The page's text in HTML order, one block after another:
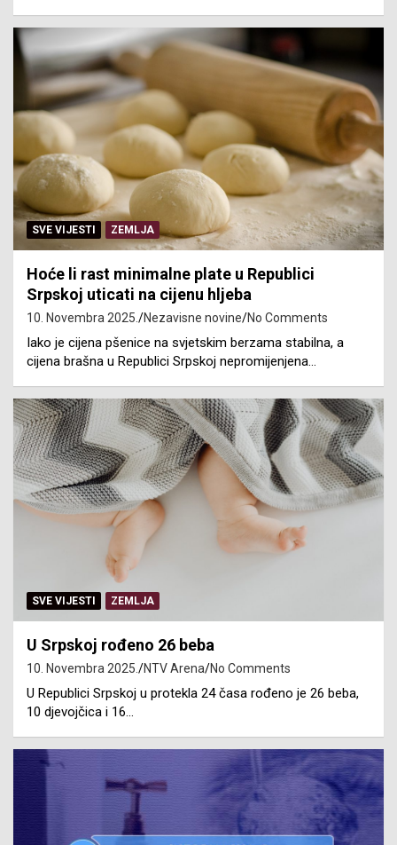
SVE VIJESTI ZEMLJA
Hoće li rast minimalne plate u Republici
Srpskoj uticati na cijenu hljeba
10. Novembra 2025. Nezavisne novine No Comments
Iako je cijena pšenice na svjetskim berzama stabilna, a
cijena brašna u Republici Srpskoj nepromijenjena…
SVE VIJESTI ZEMLJA
U Srpskoj rođeno 26 beba
10. Novembra 2025. NTV Arena No Comments
U Republici Srpskoj u protekla 24 časa rođeno je 26 beba,
10 djevojčica i 16…